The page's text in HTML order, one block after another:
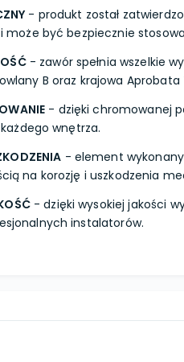
- produkt został
może być bezpiecznie
- zawór spełnia wszelkie
B oraz krajowa Aprobata
- dzięki chromowanej
wnętrza.
- element
na korozję i uszkodzenia
- dzięki wysokiej jakości
instalatorów.